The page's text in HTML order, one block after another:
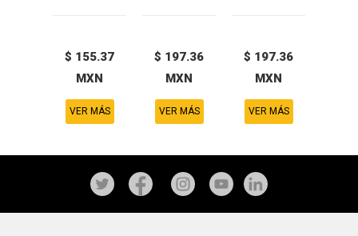
$ 155.37
MXN
VER MÁS
$ 197.36
MXN
VER MÁS
$ 197.36
MXN
VER MÁS